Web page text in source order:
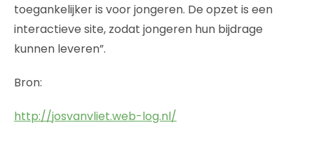
toegankelijker is voor jongeren. De opzet is een
interactieve site, zodat jongeren hun bijdrage
kunnen leveren”.
Bron:
http://josvanvliet.web-log.nl/